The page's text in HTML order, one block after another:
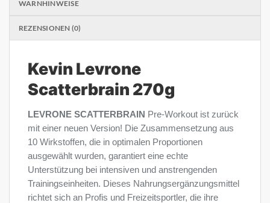
WARNHINWEISE
REZENSIONEN (0)
Kevin Levrone
Scatterbrain 270g
LEVRONE SCATTERBRAIN Pre-Workout ist zurück
mit einer neuen Version! Die Zusammensetzung aus
10 Wirkstoffen, die in optimalen Proportionen
ausgewählt wurden, garantiert eine echte
Unterstützung bei intensiven und anstrengenden
Trainingseinheiten. Dieses Nahrungsergänzungsmittel
richtet sich an Profis und Freizeitsportler, die ihre